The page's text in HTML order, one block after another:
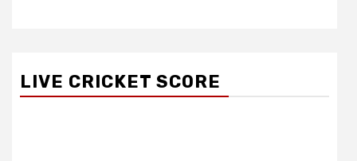
LIVE CRICKET SCORE